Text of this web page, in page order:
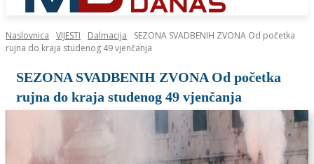
Naslovnica VIJESTI Dalmacija
SEZONA SVADBENIH ZVONA Od početka
rujna do kraja studenog 49 vjenčanja
SEZONA SVADBENIH ZVONA Od početka
rujna do kraja studenog 49 vjenčanja